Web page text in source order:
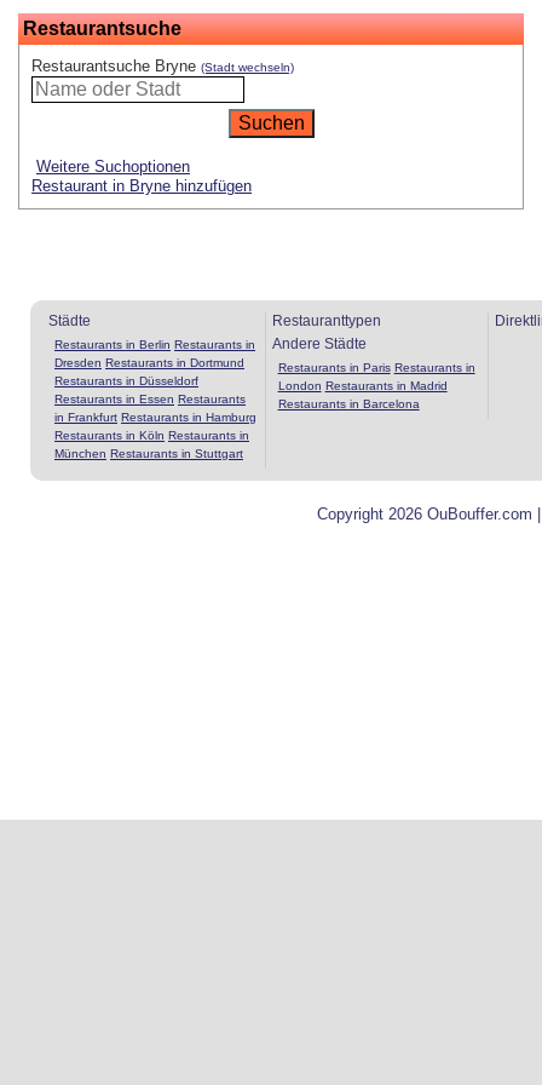
Restaurantsuche
Restaurantsuche Bryne (Stadt wechseln)
Weitere Suchoptionen
Restaurant in Bryne hinzufügen
Städte
Restaurants in Berlin Restaurants in
Dresden Restaurants in Dortmund
Restaurants in Düsseldorf
Restaurants in Essen Restaurants
in Frankfurt Restaurants in Hamburg
Restaurants in Köln Restaurants in
München Restaurants in Stuttgart
Restauranttypen
Andere Städte
Restaurants in Paris Restaurants in
London Restaurants in Madrid
Restaurants in Barcelona
Copyright 2026 OuBouffer.com